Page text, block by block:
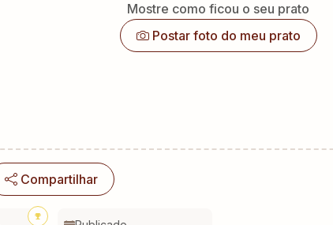
Mostre como ficou o seu prato
Postar foto do meu prato
Compartilhar